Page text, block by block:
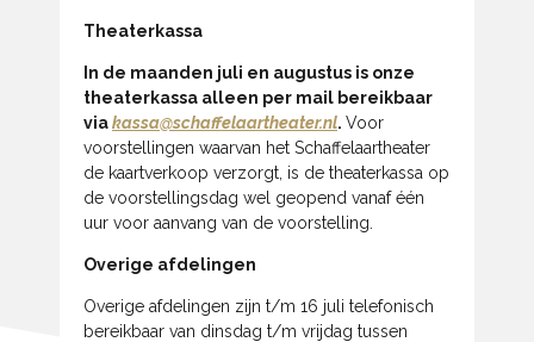
Theaterkassa
In de maanden juli en augustus is onze
theaterkassa alleen per mail bereikbaar
viakassa@schaffelaartheater.nl. Voor
voorstellingen waarvan het Schaffelaartheater
de kaartverkoop verzorgt, is de theaterkassa op
de voorstellingsdag wel geopend vanaf één
uur voor aanvang van de voorstelling.
Overige afdelingen
Overige afdelingen zijn t/m 16 juli telefonisch
bereikbaar van dinsdag t/m vrijdag tussen